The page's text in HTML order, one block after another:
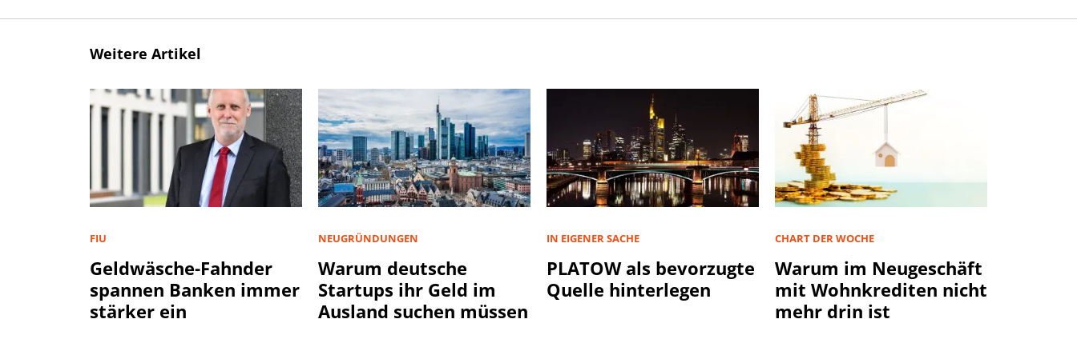
Weitere Artikel
FIU
Geldwäsche-Fahnder
spannen Banken immer
stärker ein
NEUGRÜNDUNGEN
Warum deutsche
Startups ihr Geld im
Ausland suchen müssen
IN EIGENER SACHE
PLATOW als bevorzugte
Quelle hinterlegen
CHART DER WOCHE
Warum im Neugeschäft
mit Wohnkrediten nicht
mehr drin ist